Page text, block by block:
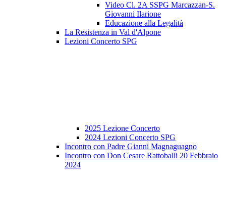
Video Cl. 2A SSPG Marcazzan-S.
Giovanni Ilarione
Educazione alla Legalità
La Resistenza in Val d'Alpone
Lezioni Concerto SPG
2025 Lezione Concerto
2024 Lezioni Concerto SPG
Incontro con Padre Gianni Magnaguagno
Incontro con Don Cesare Rattoballi 20 Febbraio
2024